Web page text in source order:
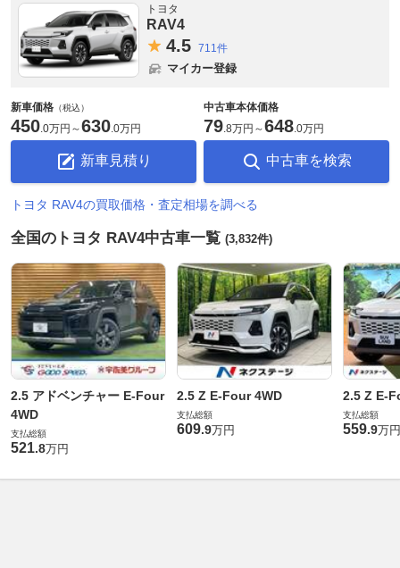
トヨタ
RAV4
4.5 711件
マイカー登録
新車価格 （税込）
450.0万円 ～630.0万円
新車見積り
中古車本体価格
79.8万円 ～648.0万円
中古車を検索
トヨタ RAV4の買取価格・査定相場を調べる
全国のトヨタ RAV4中古車一覧 (3,832件)
2.5 アドベンチャー E-Four
4WD
支払総額
521.8万円
2.5 Z E-Four 4WD
支払総額
609.9万円
2.5 Z E-
支払総額
559.9万円